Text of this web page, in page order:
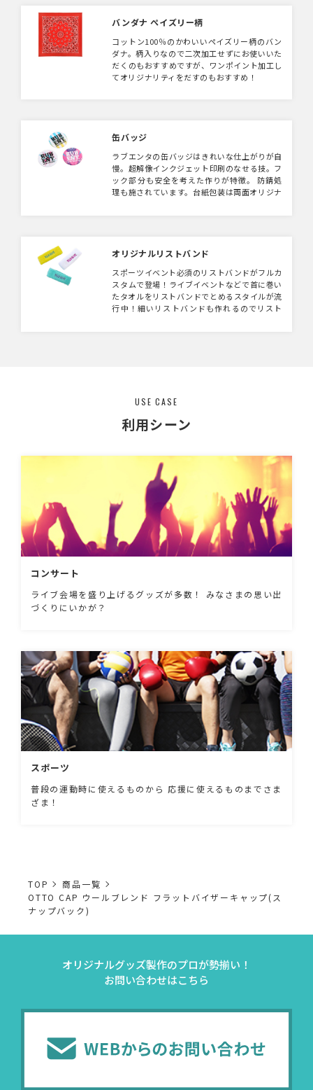
バンダナ ぺイズリー柄
コットン100％のかわいいペイズリー柄のバン
ダナ。柄入りなので二次加工せずにお使いいた
だくのもおすすめですが、ワンポイント加工し
てオリジナリティをだすのもおすすめ！
缶バッジ
ラブエンタの缶バッジはきれいな仕上がりが自
慢。超解像インクジェット印刷のなせる技。フ
ック部分も安全を考えた作りが特徴。 防錆処
理も施されています。台紙包装は両面オリジナ
オリジナルリストバンド
スポーツイベント必須のリストバンドがフルカ
スタムで登場！ライブイベントなどで首に巻い
たタオルをリストバンドでとめるスタイルが流
行中！細いリストバンドも作れるのでリスト
USE CASE
利用シーン
コンサート
ライブ会場を盛り上げるグッズが多数！ みなさまの思い出
づくりにいかが？
スポーツ
普段の運動時に使えるものから 応援に使えるものまでさま
ざま！
TOP
商品一覧
OTTO CAP ウールブレンド フラットバイザーキャップ(ス
ナップバック)
オリジナルグッズ製作のプロが勢揃い！
お問い合わせはこちら